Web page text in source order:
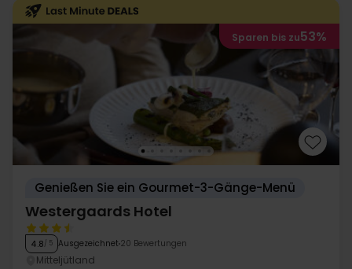
Sparen bis zu53%
Genießen Sie ein Gourmet-3-Gänge-Menü
Westergaards Hotel
4.8/ 5 Ausgezeichnet 20 Bewertungen
Mitteljütland